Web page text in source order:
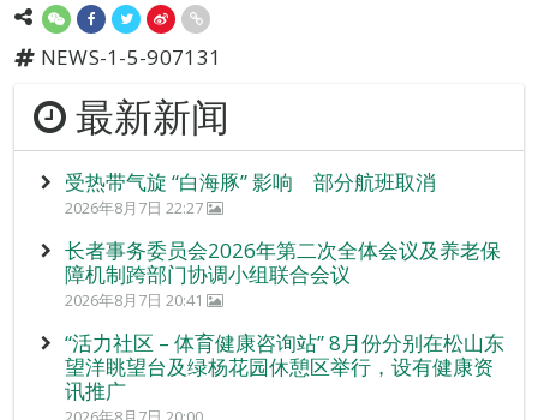
NEWS-1-5-907131
最新新闻
受热带气旋 “白海豚” 影响 部分航班取消
2026年8月7日 22:27
长者事务委员会2026年第二次全体会议及养老保
障机制跨部门协调小组联合会议
2026年8月7日 20:41
“活力社区 – 体育健康咨询站” 8月份分别在松山东
望洋眺望台及绿杨花园休憩区举行，设有健康资
讯推广